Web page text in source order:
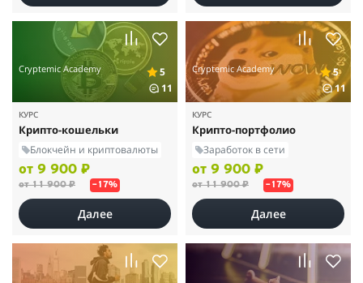
Cryptemic Academy
5
11
КУРС
Крипто-кошельки
Блокчейн и криптовалюты
от 9 900 ₽
от 11 900 ₽ –17%
Далее
Cryptemic Academy
5
11
КУРС
Крипто-портфолио
Заработок в сети
от 9 900 ₽
от 11 900 ₽ –17%
Далее